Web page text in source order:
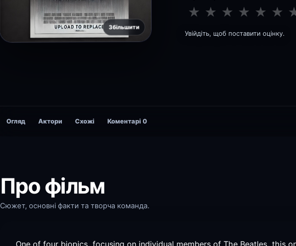
Збільшити
★ ★ ★ ★ ★ ★
Увійдіть, щоб поставити оцінку.
Огляд Актори Схожі Коментарі 0
Про фільм
Сюжет, основні факти та творча команда.
One of four biopics, focusing on individual members of The Beatles, this